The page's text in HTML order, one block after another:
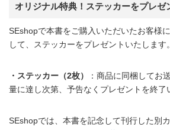
オリジナル特典！ステッカーをプレゼ
SEshopで本書をご購入いただいたお客様
して、ステッカーをプレゼントいたします。
・ステッカー（2枚）
：商品に同梱してお
量に達し次第、予告なくプレゼントを終了
SEshopでは、本書を記念して刊行した別